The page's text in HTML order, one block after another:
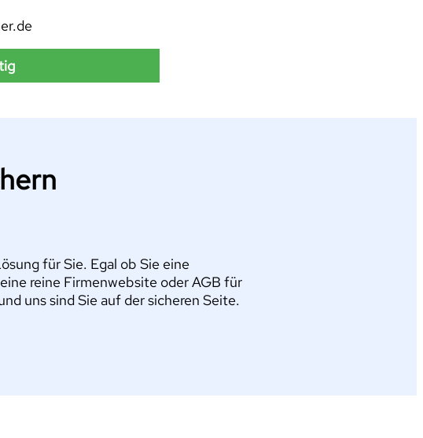
für Sie. Egal ob Sie eine
reine Firmenwebsite oder AGB für
uns sind Sie auf der sicheren Seite.